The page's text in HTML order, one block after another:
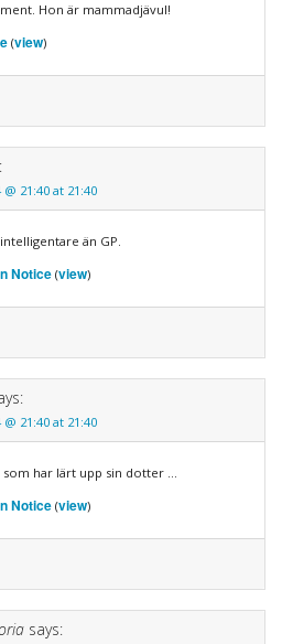
Hon är mammadjävul!
(view)
21:40 at 21:40
än GP.
Notice(view)
21:40 at 21:40
som har lärt upp sin dotter …
Notice(view)
says: